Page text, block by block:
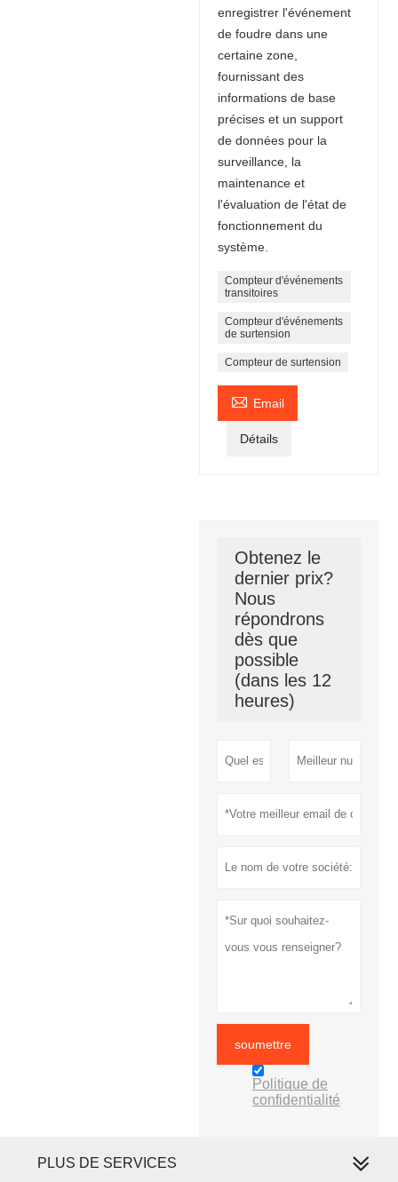
enregistrer l'événement
de foudre dans une
certaine zone,
fournissant des
informations de base
précises et un support
de données pour la
surveillance, la
maintenance et
l'évaluation de l'état de
fonctionnement du
système.
Compteur d'événements
transitoires
Compteur d'événements
de surtension
Compteur de surtension
 Email
Détails
Obtenez le
dernier prix?
Nous
répondrons
dès que
possible
(dans les 12
heures)
soumettre
Politique de
confidentialité
PLUS DE SERVICES